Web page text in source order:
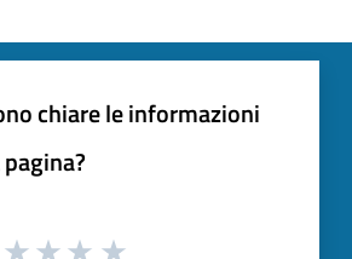
chiare le informazioni